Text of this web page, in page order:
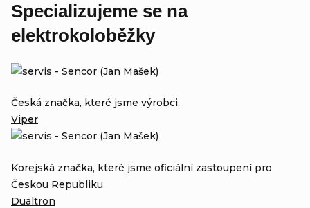
Specializujeme se na
elektrokoloběžky
Česká značka, které jsme výrobci.
Viper
Korejská značka, které jsme oficiální zastoupení pro
Českou Republiku
Dualtron